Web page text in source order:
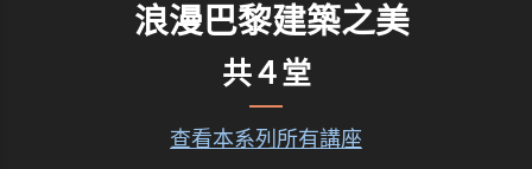
浪漫巴黎建築之美
共４堂
查看本系列所有講座